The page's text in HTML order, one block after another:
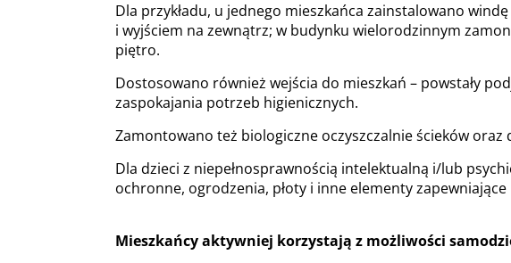
Dla przykładu, u jednego mieszkańca zainstalowano
i wyjściem na zewnątrz; w budynku wielorodzinnym
piętro.
Dostosowano również wejścia do mieszkań – powstały
zaspokajania potrzeb higienicznych.
Zamontowano też biologiczne oczyszczalnie ścieków
Dla dzieci z niepełnosprawnością intelektualną i/lub
ochronne, ogrodzenia, płoty i inne elementy
Mieszkańcy aktywniej korzystają z możliwości